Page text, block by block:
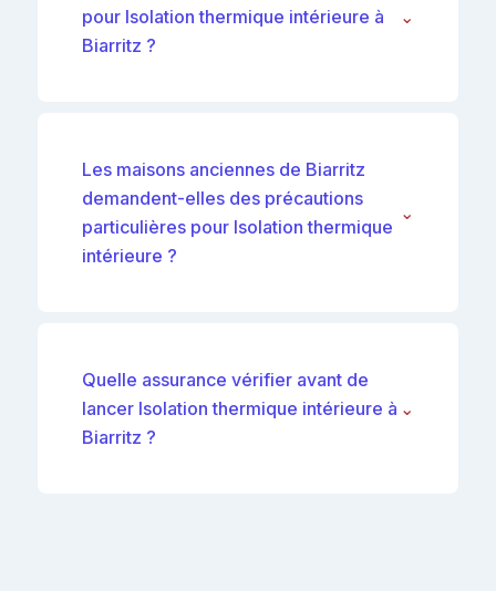
pour Isolation thermique intérieure à
Biarritz ?
⌄
Les maisons anciennes de Biarritz
demandent-elles des précautions
particulières pour Isolation thermique
intérieure ?
⌄
Quelle assurance vérifier avant de
lancer Isolation thermique intérieure à
Biarritz ?
⌄